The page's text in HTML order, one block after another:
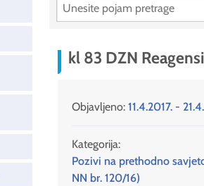
kl 83 DZN
Objavljeno: 11.4.2017. -
Kategorija:
Pozivi na prethodno
NN br. 120/16)